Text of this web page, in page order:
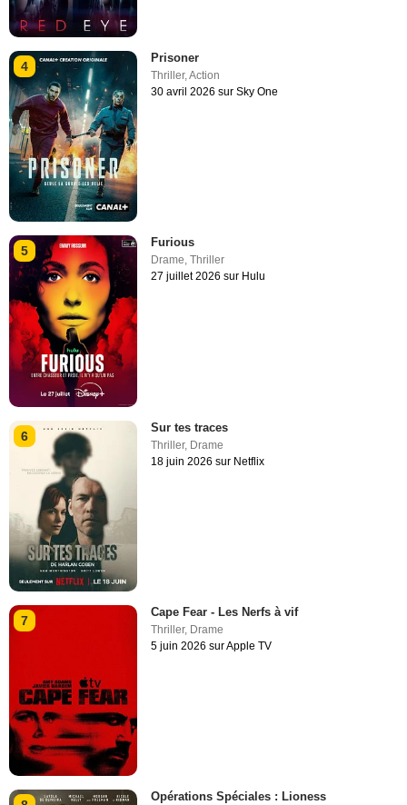
4
Prisoner
Thriller,Action
30 avril 2026 sur Sky One
5
Furious
Drame,Thriller
27 juillet 2026 sur Hulu
6
Sur tes traces
Thriller, Drame
18 juin 2026 sur Netflix
7
Cape Fear - Les Nerfs à vif
Thriller, Drame
5 juin 2026 sur Apple TV
Opérations Spéciales : Lioness